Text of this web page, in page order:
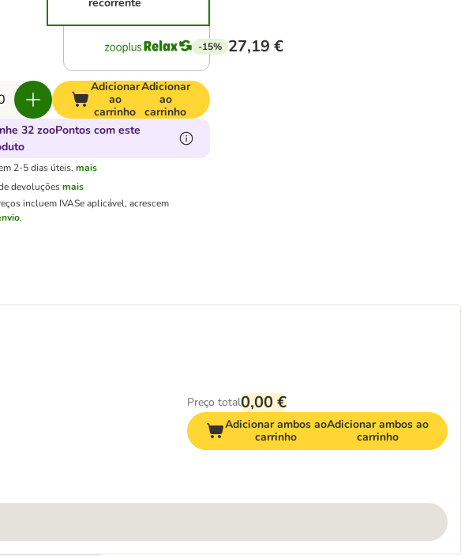
-15% 27,19 €
Adicionar
ao
carrinho
Adicionar
ao
carrinho
32 zooPontos com este
2-5 dias úteis. mais
devoluções mais
incluem IVASe aplicável, acrescem
.
Preço total0,00 €
Adicionar ambos ao
carrinho
Adicionar ambos ao
carrinho